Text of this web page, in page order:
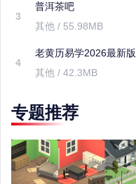
3
普洱茶吧
其他 / 55.98MB
4
老黄历易学2026最新版
其他 / 42.3MB
专题推荐